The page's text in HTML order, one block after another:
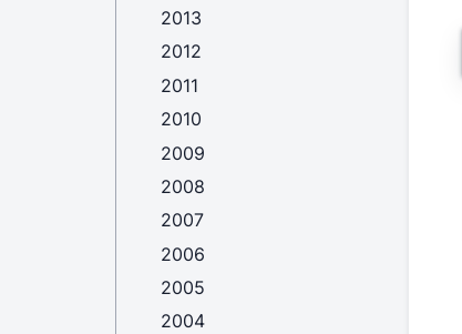
2013
2012
2011
2010
2009
2008
2007
2006
2005
2004